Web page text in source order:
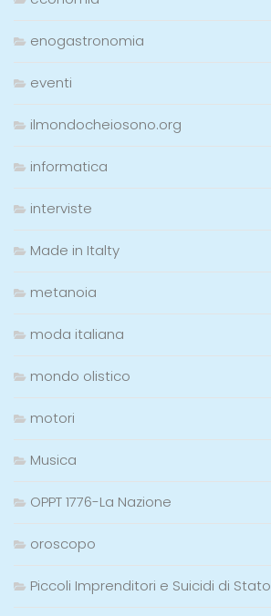
enogastronomia
eventi
ilmondocheiosono.org
informatica
interviste
Made in Italty
metanoia
moda italiana
mondo olistico
motori
Musica
OPPT 1776-La Nazione
oroscopo
Piccoli Imprenditori e Suicidi di Stato